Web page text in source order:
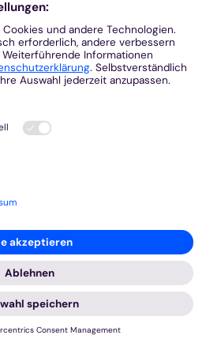
Anzeiger)
Hinweisgeberschutzgesetz
Impressum